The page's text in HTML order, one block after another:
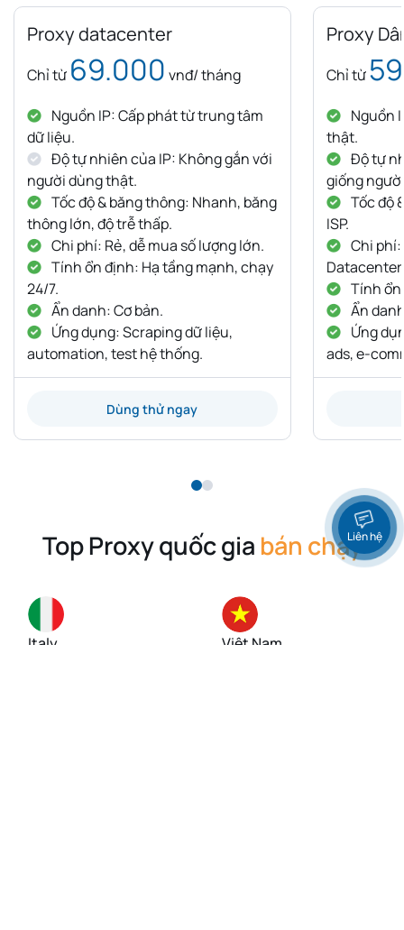
Proxy datacenter
Chỉ từ 69.000 vnđ/ tháng
Nguồn IP: Cấp phát từ trung tâm
dữ liệu.
Độ tự nhiên của IP: Không gắn với
người dùng thật.
Tốc độ & băng thông: Nhanh, băng
thông lớn, độ trễ thấp.
Chi phí: Rẻ, dễ mua số lượng lớn.
Tính ổn định: Hạ tầng mạnh, chạy
24/7.
Ẩn danh: Cơ bản.
Ứng dụng: Scraping dữ liệu,
automation, test hệ thống.
Dùng thử ngay
Proxy
Chỉ từ
Nguồn
thật.
Độ tự
giống
Tốc độ
ISP.
Chi
Datacenter.
Tính ổn
Ẩn
Ứng
ads, e-
Top Proxy quốc giabán chạy
Italy Việt Nam
Liên hệ